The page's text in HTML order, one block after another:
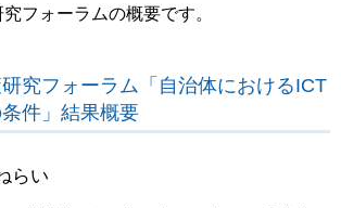
フォーラムの概要です。
究フォーラム「自治体におけるICT
件」結果概要
らい